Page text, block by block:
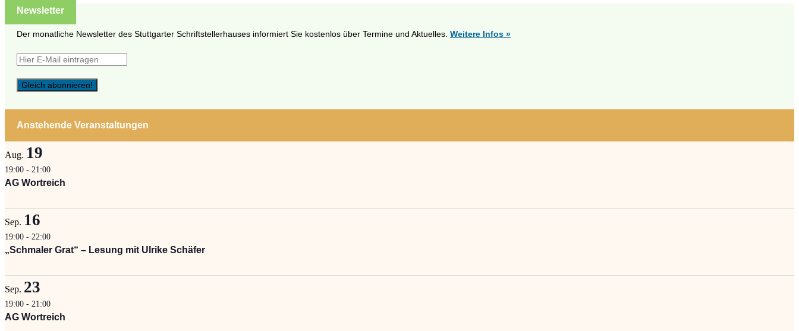
Newsletter
Der monatliche Newsletter des Stuttgarter Schriftstellerhauses informiert Sie kostenlos über Termine und Aktuelles. Weitere Infos »
Anstehende Veranstaltungen
Aug. 19
19:00 - 21:00
AG Wortreich
Sep. 16
19:00 - 22:00
„Schmaler Grat“ – Lesung mit Ulrike Schäfer
Sep. 23
19:00 - 21:00
AG Wortreich